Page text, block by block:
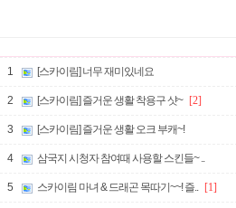
1 [스카이림] 너무 재미있네요
2 [스카이림] 즐거운 생활 착용구 샷~ [2]
3 [스카이림] 즐거운 생활 오크 부캐~!
4 삼국지 시청자 참여때 사용할 스킨들~ ..
5 스카이림 마녀 & 드래곤 목따기~~! 즐.. [1]